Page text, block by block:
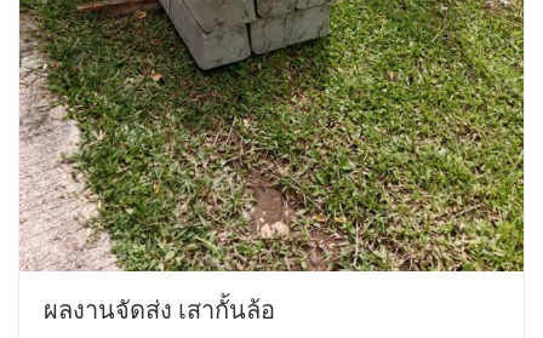
ผลงานจัดส่ง เสากั้นล้อ